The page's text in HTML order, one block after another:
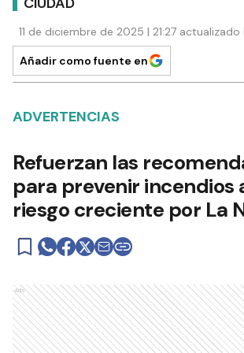
11 de diciembre de 2025 | 21:27
Añadir como fuente en
ADVERTENCIAS
Refuerzan las
para prevenir incendios
riesgo creciente por La
Ads